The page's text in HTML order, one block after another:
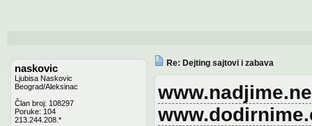
naskovic
Ljubisa Naskovic
Beograd/Aleksinac
Član broj: 108297
Poruke: 104
213.244.208.*
Re: Dejting sajtovi i zabava